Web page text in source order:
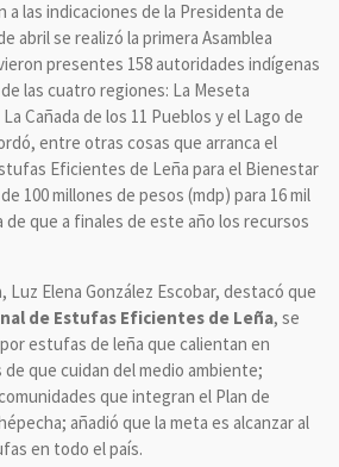
las indicaciones de la Presidenta de
abril se realizó la primera Asamblea
presentes 158 autoridades indígenas
las cuatro regiones: La Meseta
Cañada de los 11 Pueblos y el Lago de
entre otras cosas que arranca el
Eficientes de Leña para el Bienestar
100 millones de pesos (mdp) para 16 mil
que a finales de este año los recursos
Luz Elena González Escobar, destacó que
de Estufas Eficientes de Leña, se
estufas de leña que calientan en
que cuidan del medio ambiente;
que integran el Plan de
añadió que la meta es alcanzar al
en todo el país.